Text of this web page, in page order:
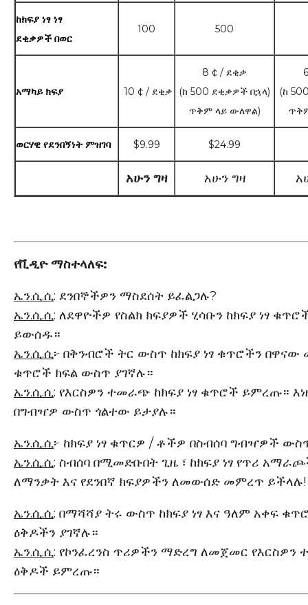
ከክፍያ ነፃ ነፃ
ደቂቃዎች በወር
100 500
አማካይ ክፍያ 10 ¢ / ደቂቃ
8 ¢ / ደቂቃ
(ከ 500 ደቂቃዎች በኋላ)
ጥቅም ላይ ውለዋል)
(ከ
ወርሃዊ የደንበኝነት ምዝገባ $9.99 $24.99
አሁን ግዛ አሁን ግዛ
የቪዲዮ ማስተላለፍ:
ኤን.ሲ.ሲ: ደንበኞችዎን ማስደሰት ይፈልጋሉ?
ኤን.ሲ.ሲ: ለደዋዮችዎ የስልክ ክፍያዎች ሂሳቡን ከክፍያ ነፃ
ይውሰዱ።
ኤን.ሲ.ሲ፦ በቅንብሮች ትር ውስጥ ከክፍያ ነፃ ቁጥሮችን በዋናው
ቁጥሮች ክፍል ውስጥ ያገኛሉ።
ኤን.ሲ.ሲ: የእርስዎን ተመራጭ ከክፍያ ነፃ ቁጥሮች ይምረጡ።
በግብዣዎ ውስጥ ጎልተው ይታያሉ።
ኤን.ሲ.ሲ፦ ከክፍያ ነፃ ቁጥርዎ / ቶችዎ በስብሰባ ግብዣዎች
ኤን.ሲ.ሲ: ስብሰባ በሚመድቡበት ጊዜ ፣ ​​ከክፍያ ነፃ የጥሪ
ለማንቃት እና የደንበኛ ክፍያዎችን ለመውሰድ መምረጥ ይችላሉ!
ኤን.ሲ.ሲ: በማሻሻያ ትሩ ውስጥ ከክፍያ ነፃ እና ዓለም አቀፍ
ዕቅዶችን ያገኛሉ።
ኤን.ሲ.ሲ: የኮንፈረንስ ጥሪዎችን ማድረግ ለመጀመር
ዕቅዶች ይምረጡ።